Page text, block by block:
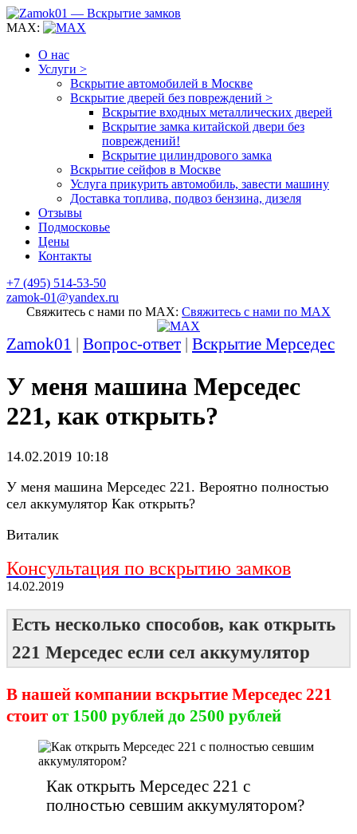
MAX:
О нас
Услуги >
Вскрытие автомобилей в Москве
Вскрытие дверей без повреждений >
Вскрытие входных металлических дверей
Вскрытие замка китайской двери без
повреждений!
Вскрытие цилиндрового замка
Вскрытие сейфов в Москве
Услуга прикурить автомобиль, завести машину
Доставка топлива, подвоз бензина, дизеля
Отзывы
Подмосковье
Цены
Контакты
+7 (495) 514-53-50
zamok-01@yandex.ru
Свяжитесь с нами по MAX: Свяжитесь с нами по MAX
Zamok01 | Вопрос-ответ | Вскрытие Мерседес
У меня машина Мерседес
221, как открыть?
14.02.2019 10:18
У меня машина Мерседес 221. Вероятно полностью
сел аккумулятор Как открыть?
Виталик
Консультация по вскрытию замков
14.02.2019
Есть несколько способов, как открыть
221 Мерседес если сел аккумулятор
В нашей компании вскрытие Мерседес 221
стоит от 1500 рублей до 2500 рублей
Как открыть Мерседес 221 с
полностью севшим аккумулятором?